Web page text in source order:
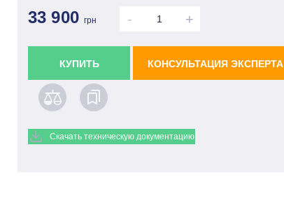
33 900грн - +
КУПИТЬ КОНСУЛЬТАЦИЯ ЭКСПЕРТА
Скачать техническую документацию